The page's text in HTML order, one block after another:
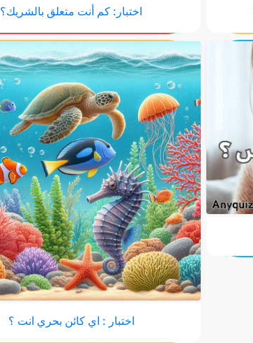
اختبار: كم أنت متعلق بالشريك؟
اختبار : اي كائن بحري انت ؟